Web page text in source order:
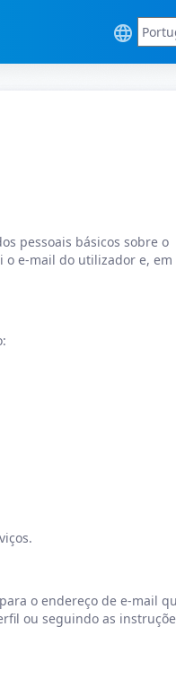
pessoais básicos sobre o
e-mail do utilizador e, em
o endereço de e-mail
ou seguindo as